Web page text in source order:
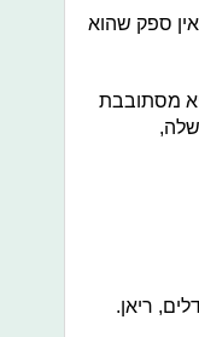
ספק שהוא
מסתובבת
ריאן.